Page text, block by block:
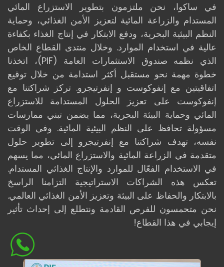
في ساكوا، نحن ملتزمون بتطوير الاستزراع المائي
المستدام والزراعة المائية لتعزيز الأمن الغذائي، وحماية
النظم البيئية البحرية، ودفع الابتكار في إنتاج الغذاء بكفاءة
عالية في استخدام الموارد. وخلال منتدى القطاع الخاص
الذي نظمه صندوق الاستثمارات العامة (PIF)، اتخذنا
خطوة مهمة نحو مستقبل أكثر استدامة من خلال توقيع
اتفاقيتين مع إنفوكوست و إنفرتيجرو. تركز شراكتنا مع
إنفوكوست على تعزيز الحلول المستدامة للاستزراع
المائي وحماية البيئة البحرية، مما يضمن تبني ممارسات
مسؤولة تحافظ على النظم البيئية المائية. وفي الوقت
نفسه، تهدف شراكتنا مع إنفرتيجرو إلى تطوير حلول
متقدمة في الزراعة المائية والاستزراع المائي، مما يسهم
في الاستخدام الفعّال للموارد والإنتاج الغذائي المستدام.
تعكس هذه الشراكات الاستراتيجية التزامنا الراسخ
بالابتكار والحفاظ على البيئة وتعزيز الأمن الغذائي العالمي.
نحن متحمسون للفرص القادمة ونتطلع إلى إحداث تأثير
إيجابي في هذا القطاع!